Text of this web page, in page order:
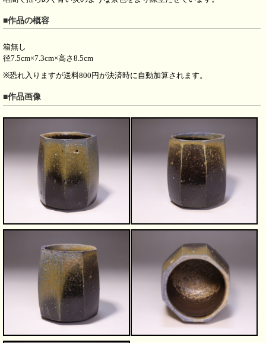
■作品の概容
箱無し
径7.5cm×7.3cm×高さ8.5cm
※恐れ入りますが送料800円が決済時に自動加算されます。
■作品画像